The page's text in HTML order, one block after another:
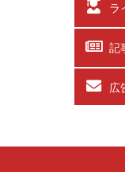
ラ
記
広